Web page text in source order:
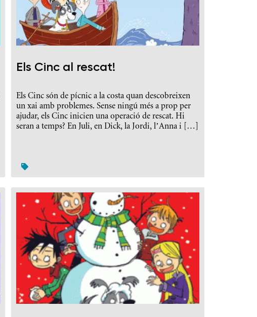
Els Cinc al rescat!
Els Cinc són de pícnic a la costa quan descobreixen
un xai amb problemes. Sense ningú més a prop per
ajudar, els Cinc inicien una operació de rescat. Hi
seran a temps? En Juli, en Dick, la Jordi, l’Anna i […]